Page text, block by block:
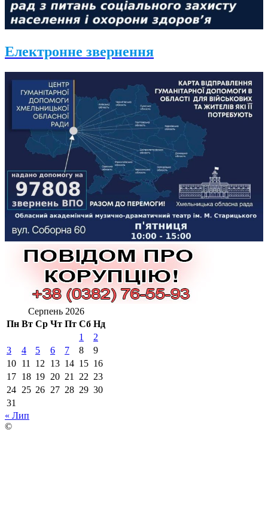
Електронне звернення
Серпень 2026
Пн Вт Ср Чт Пт Сб Нд
1
2
3
4 5 6 7 8
9
10 11 12 13 14 15 16
17 18 19 20 21 22 23
24 25 26 27 28 29 30
31
« Лип
©